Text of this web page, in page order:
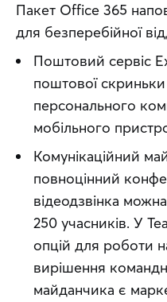
Пакет Office 365
для безперебійної
Поштовий сервіс
поштової
персонального
мобільного
Комунікаційний
повноцінний
відеодзвінка
250 учасників. У
опцій для роботи
вирішення
майданчика є